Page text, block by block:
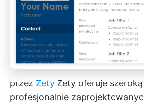
przez Zety Zety oferuje
profesjonalnie